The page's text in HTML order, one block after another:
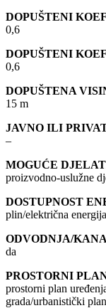
DOPUŠTENI
0,6
DOPUŠTENI
0,6
DOPUŠTENA
15 m
JAVNO ILI
–
MOGUĆE
proizvodno-uslužne
DOSTUPNOST
plin/električna
ODVODNJA/
da
PROSTORNI
prostorni plan
grada/urbanistički